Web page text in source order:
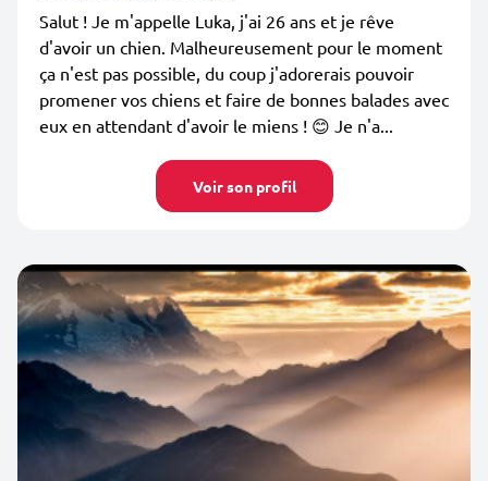
Salut ! Je m'appelle Luka, j'ai 26 ans et je rêve
d'avoir un chien. Malheureusement pour le moment
ça n'est pas possible, du coup j'adorerais pouvoir
promener vos chiens et faire de bonnes balades avec
eux en attendant d'avoir le miens ! 😊 Je n'a...
Voir son profil